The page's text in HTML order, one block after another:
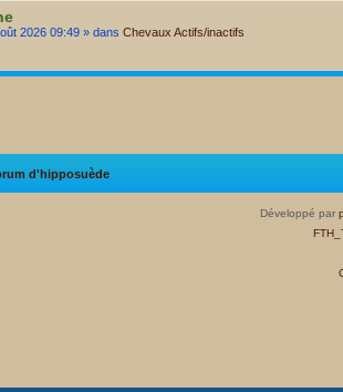
2026 09:49 » dans Chevaux Actifs/inactifs
d'hipposuède
Développé par